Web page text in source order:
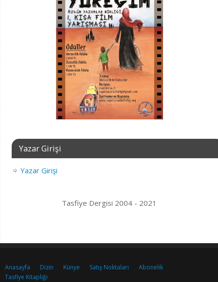
Yazar Girişi
Yazar Girişi
Tasfiye Dergisi 2004 - 2021
Anasayfa Dizin Künye Satış Noktaları
Abonelik
Tasfiye Kitaplığı